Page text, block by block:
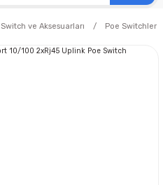
Switch ve Aksesuarları Poe Switchler